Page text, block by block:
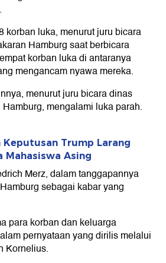
korban luka, menurut juru bicara
Hamburg saat berbicara
korban luka di antaranya
mengancam nyawa mereka.
menurut juru bicara dinas
mengalami luka parah.
Keputusan Trump Larang
Mahasiswa Asing
Merz, dalam tanggapannya
sebagai kabar yang
para korban dan keluarga
pernyataan yang dirilis melalui
Kornelius.